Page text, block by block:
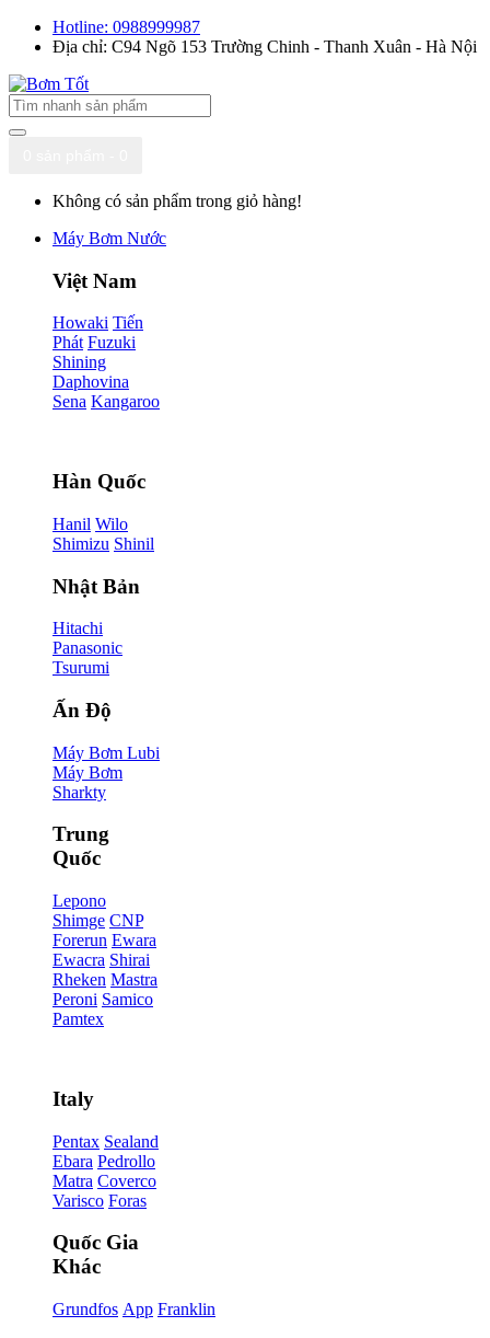
Hotline: 0988999987
Địa chỉ: C94 Ngõ 153 Trường Chinh - Thanh Xuân - Hà Nội
Không có sản phẩm trong giỏ hàng!
Máy Bơm Nước
Việt Nam
Howaki Tiến
Phát Fuzuki
Shining
Daphovina
Sena Kangaroo
Hàn Quốc
Hanil Wilo
Shimizu Shinil
Nhật Bản
Hitachi
Panasonic
Tsurumi
Ấn Độ
Máy Bơm Lubi
Máy Bơm
Sharkty
Trung
Quốc
Lepono
Shimge CNP
Forerun Ewara
Ewacra Shirai
Rheken Mastra
Peroni Samico
Pamtex
Italy
Pentax Sealand
Ebara Pedrollo
Matra Coverco
Varisco Foras
Quốc Gia
Khác
Grundfos App Franklin